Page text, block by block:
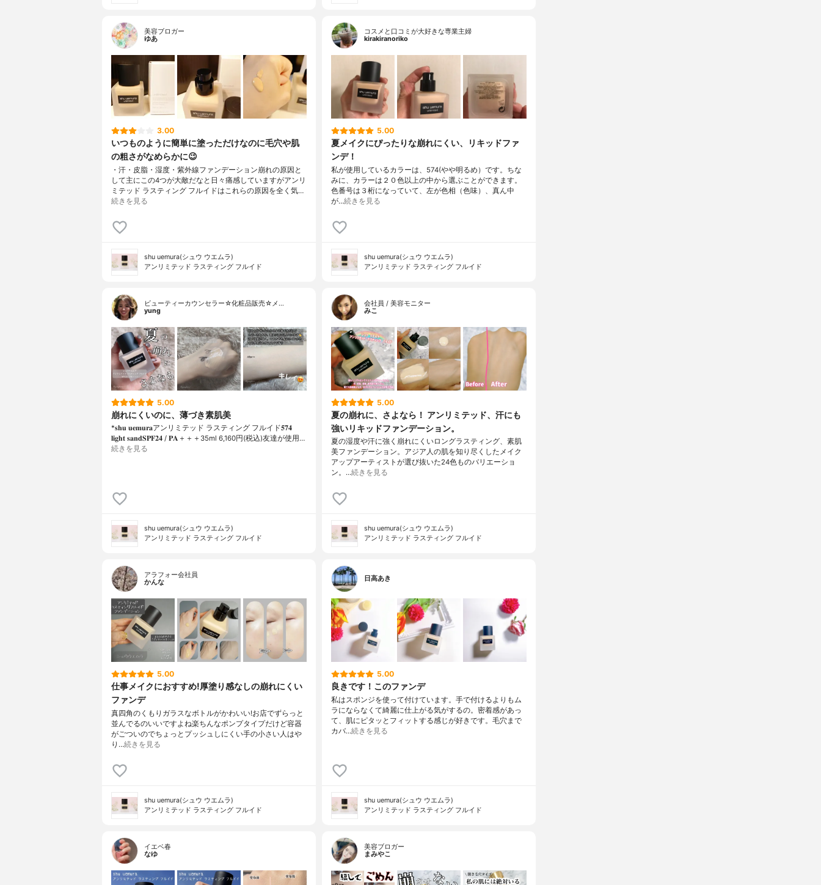
美容ブロガー
ゆあ
3.00
いつものように簡単に塗っただけなのに毛穴や肌
の粗さがなめらかに😉
・汗・皮脂・湿度・紫外線ファンデーション崩れの原因と
して主にこの4つが大敵だなと日々痛感していますがアンリ
ミテッド ラスティング フルイドはこれらの原因を全く気…
続きを見る
shu uemura(シュウ ウエムラ)
アンリミテッド ラスティング フルイド
コスメと口コミが大好きな専業主婦
kirakiranoriko
5.00
夏メイクにぴったりな崩れにくい、リキッドファ
ンデ！
私が使用しているカラーは、574(やや明るめ）です。ちな
みに、カラーは２０色以上の中から選ぶことができます。
色番号は３桁になっていて、左が色相（色味）、真ん中
が…続きを見る
shu uemura(シュウ ウエムラ)
アンリミテッド ラスティング フルイド
ビューティーカウンセラー☆化粧品販売☆メ…
yung
5.00
崩れにくいのに、薄づき素肌美
*𝐬𝐡𝐮 𝐮𝐞𝐦𝐮𝐫𝐚アンリミテッド ラスティング フルイド𝟓𝟕𝟒
𝐥𝐢𝐠𝐡𝐭 𝐬𝐚𝐧𝐝𝐒𝐏𝐅𝟐𝟒 / 𝐏𝐀＋＋＋⁡35ml 6,160円(税込)⁡友達が使用…
続きを見る
shu uemura(シュウ ウエムラ)
アンリミテッド ラスティング フルイド
会社員 / 美容モニター
みこ
5.00
夏の崩れに、さよなら！ アンリミテッド、汗にも
強いリキッドファンデーション。
夏の湿度や汗に強く崩れにくいロングラスティング、素肌
美ファンデーション。アジア人の肌を知り尽くしたメイク
アップアーティストが選び抜いた24色ものバリエーショ
ン。…続きを見る
shu uemura(シュウ ウエムラ)
アンリミテッド ラスティング フルイド
アラフォー会社員
かんな
5.00
仕事メイクにおすすめ!厚塗り感なしの崩れにくい
ファンデ
真四角のくもりガラスなボトルがかわいい!お店でずらっと
並んでるのいいですよね楽ちんなポンプタイプだけど容器
がごついのでちょっとプッシュしにくい手の小さい人はや
り…続きを見る
shu uemura(シュウ ウエムラ)
アンリミテッド ラスティング フルイド
日高あき
5.00
良きです！このファンデ
私はスポンジを使って付けています。手で付けるよりもム
ラにならなくて綺麗に仕上がる気がするの。密着感があっ
て、肌にピタッとフィットする感じが好きです。毛穴まで
カバ…続きを見る
shu uemura(シュウ ウエムラ)
アンリミテッド ラスティング フルイド
イエベ春
なゆ
美容ブロガー
まみやこ